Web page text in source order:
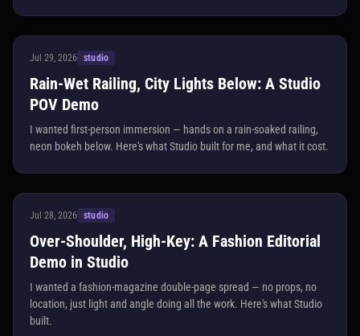
Jul 29, 2026 studio
Rain-Wet Railing, City Lights Below: A Studio
POV Demo
I wanted first-person immersion — hands on a rain-soaked railing,
neon bokeh below. Here's what Studio built for me, and what it cost.
Jul 28, 2026 studio
Over-Shoulder, High-Key: A Fashion Editorial
Demo in Studio
I wanted a fashion-magazine double-page spread — no props, no
location, just light and angle doing all the work. Here's what Studio
built.